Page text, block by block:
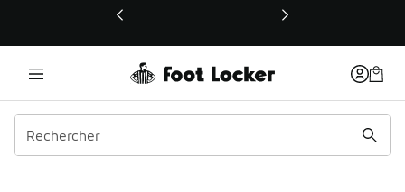
Ce lien ouvrira une nouvelle fenêtre